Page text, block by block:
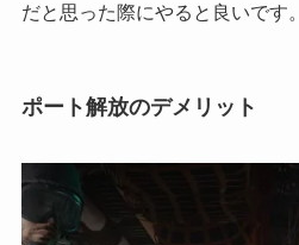
だと思った際にやると良いです。
ポート解放のデメリット